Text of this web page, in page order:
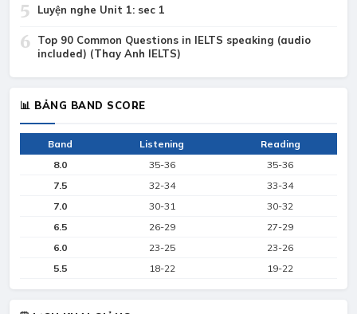
5 Luyện nghe Unit 1: sec 1
6
Top 90 Common Questions in IELTS speaking (audio
included) (Thay Anh IELTS)
📊 BẢNG BAND SCORE
Band Listening
Reading
8.0
35-36
35-36
7.5
32-34
33-34
7.0
30-31
30-32
6.5
26-29
27-29
6.0
23-25
23-26
5.5
18-22 19-22